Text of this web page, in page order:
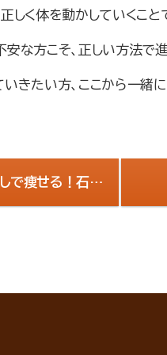
しく体を動かしていくこ
な方こそ、正しい方法で進
きたい方、ここから一緒
で痩せる！石神